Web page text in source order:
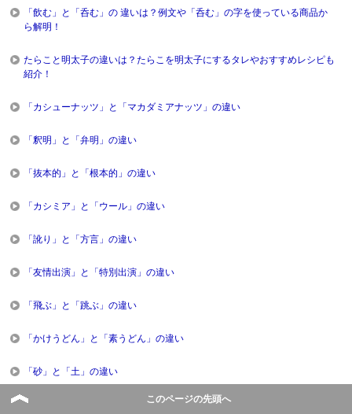
「飲む」と「呑む」の 違いは？例文や「呑む」の字を使っている商品か
ら解明！
たらこと明太子の違いは？たらこを明太子にするタレやおすすめレシピも
紹介！
「カシューナッツ」と「マカダミアナッツ」の違い
「釈明」と「弁明」の違い
「抜本的」と「根本的」の違い
「カシミア」と「ウール」の違い
「訛り」と「方言」の違い
「友情出演」と「特別出演」の違い
「飛ぶ」と「跳ぶ」の違い
「かけうどん」と「素うどん」の違い
「砂」と「土」の違い
「華」と「花」の違い このページの先頭へ